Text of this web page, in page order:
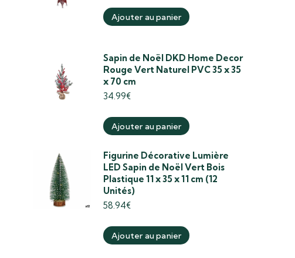
Ajouter au panier
Sapin de Noël DKD Home Decor
Rouge Vert Naturel PVC 35 x 35
x 70 cm
34.99€
Ajouter au panier
Figurine Décorative Lumière
LED Sapin de Noël Vert Bois
Plastique 11 x 35 x 11 cm (12
Unités)
58.94€
Ajouter au panier